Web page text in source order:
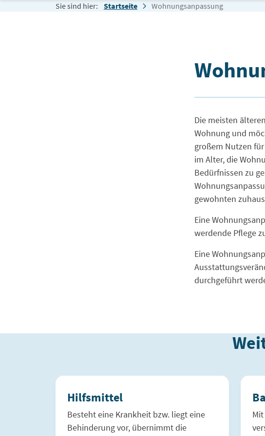
Zum Inhalt springenSie sind hier: Startseite Wohnungsanpassung
Die meisten
Wohnung und
großem Nutzen
im Alter, die
Bedürfnissen zu
gewohnten
Eine
werdende Pflege
Eine
durchgeführt
Hilfsmittel
Besteht eine Krankheit bzw. liegt eine
Behinderung vor, übernimmt die